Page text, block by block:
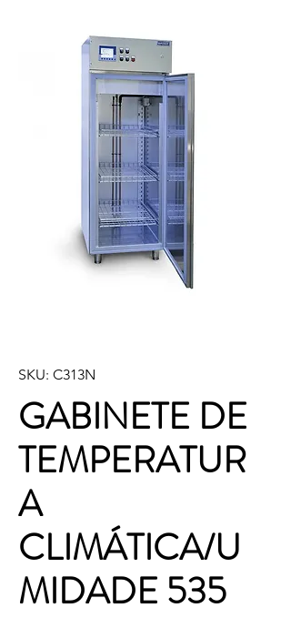
SKU: C313N
GABINETE DE
TEMPERATUR
A
CLIMÁTICA/U
MIDADE 535